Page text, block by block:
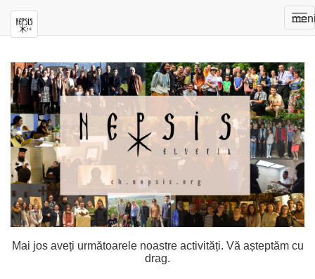
Mai jos aveți următoarele noastre activități. Vă așteptăm cu
drag.